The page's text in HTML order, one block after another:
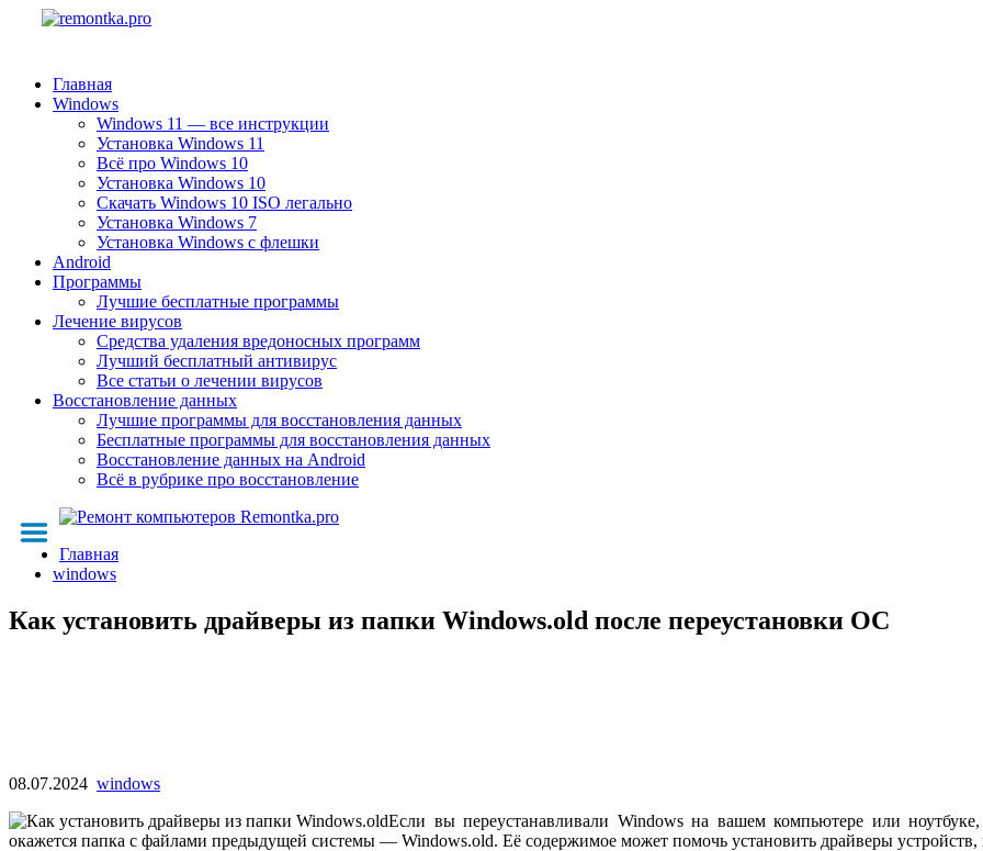
Главная
Windows
Windows 11 — все инструкции
Установка Windows 11
Всё про Windows 10
Установка Windows 10
Скачать Windows 10 ISO легально
Установка Windows 7
Установка Windows с флешки
Android
Программы
Лучшие бесплатные программы
Лечение вирусов
Средства удаления вредоносных программ
Лучший бесплатный антивирус
Все статьи о лечении вирусов
Восстановление данных
Лучшие программы для восстановления данных
Бесплатные программы для восстановления данных
Восстановление данных на Android
Всё в рубрике про восстановление
Главная
windows
Как установить драйверы из папки Windows.old после переустановки ОС
08.07.2024 windows
Если вы переустанавливали Windows на вашем компьютере или
окажется папка с файлами предыдущей системы — Windows.old. Её содержимое может помочь установить драйверы